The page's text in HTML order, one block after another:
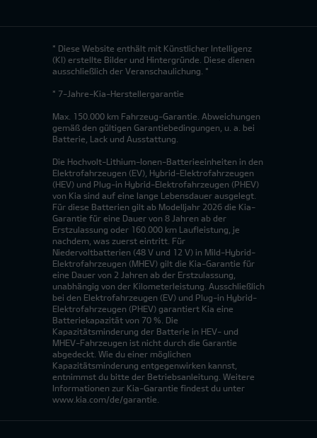
* Diese Website enthält mit Künstlicher Intelligenz
(KI) erstellte Bilder und Hintergründe. Diese dienen
ausschließlich der Veranschaulichung. *
* 7-Jahre-Kia-Herstellergarantie
Max. 150.000 km Fahrzeug-Garantie. Abweichungen
gemäß den gültigen Garantiebedingungen, u. a. bei
Batterie, Lack und Ausstattung.
Die Hochvolt-Lithium-Ionen-Batterieeinheiten in den
Elektrofahrzeugen (EV), Hybrid-Elektrofahrzeugen
(HEV) und Plug-in Hybrid-Elektrofahrzeugen (PHEV)
von Kia sind auf eine lange Lebensdauer ausgelegt.
Für diese Batterien gilt ab Modelljahr 2026 die Kia-
Garantie für eine Dauer von 8 Jahren ab der
Erstzulassung oder 160.000 km Laufleistung, je
nachdem, was zuerst eintritt. Für
Niedervoltbatterien (48 V und 12 V) in Mild-Hybrid-
Elektrofahrzeugen (MHEV) gilt die Kia-Garantie für
eine Dauer von 2 Jahren ab der Erstzulassung,
unabhängig von der Kilometerleistung. Ausschließlich
bei den Elektrofahrzeugen (EV) und Plug-in Hybrid-
Elektrofahrzeugen (PHEV) garantiert Kia eine
Batteriekapazität von 70 %. Die
Kapazitätsminderung der Batterie in HEV- und
MHEV-Fahrzeugen ist nicht durch die Garantie
abgedeckt. Wie du einer möglichen
Kapazitätsminderung entgegenwirken kannst,
entnimmst du bitte der Betriebsanleitung. Weitere
Informationen zur Kia-Garantie findest du unter
www.kia.com/de/garantie.